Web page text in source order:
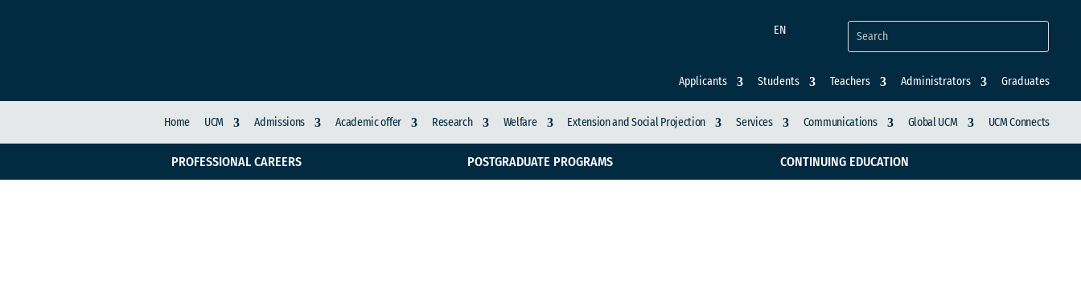
EN
Applicants Students Teachers Administrators Graduates
Home UCM Admissions Academic offer Research Welfare Extension and Social Projection Services Communications Global UCM UCM Connects
PROFESSIONAL CAREERS POSTGRADUATE PROGRAMS CONTINUING EDUCATION